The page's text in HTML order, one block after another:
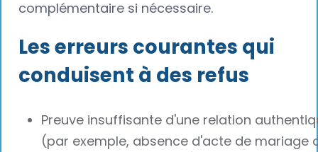
complémentaire si nécessaire.
Les erreurs courantes qui
conduisent à des refus
Preuve insuffisante d'une relation
(par exemple, absence d'acte de mariage